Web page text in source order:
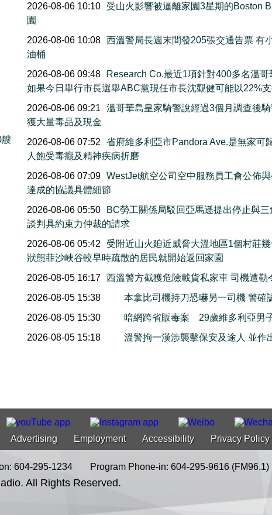
2026-08-06 10:10
受山火影響被逼離家園3星期的Boston
園
2026-08-06 10:08
西溫警局長週末間發205張交通告票 有
油桶
2026-08-06 09:48
Research Co.最近1項針對400多名溫
如果今日舉行市長選舉ABC黨現任市長沈觀健可能以22%
2026-08-06 09:21
溫哥華島皇家騎警說經過3個月調查後
獲大量毒品及現金
2026-08-06 07:52
省府維多利亞市Pandora Ave.是無家可
人飽受毒癮及精神疾病折磨
2026-08-06 07:09
WestJet航空公司空中服務員工會公佈
達成的協議具體細節
2026-08-06 05:50
BC勞工關係局駁回亞馬遜提出停止與
談判具約束力仲裁的請求
2026-08-06 05:42
受附近山火廹近威脅大溫地區1個村莊
狀態菲沙峽谷較早時疏散的居民就開始返回家園
2026-08-05 16:17
西溫警方截獲危險載貨私家車 司機遭勒
2026-08-05 15:38
本拿比司機持刀恐嚇另一司機 警
2026-08-05 15:30
暗網跨省販毒案 29歲維多利亞男
2026-08-05 15:18
溫警拘一漢涉襲擊保安及途人 並作
Advertising Employment Accessibility Privacy Policy
604-295-1234 Program Phone-in: 604-295-9616 (FM96.1)
All Rights Reserved.